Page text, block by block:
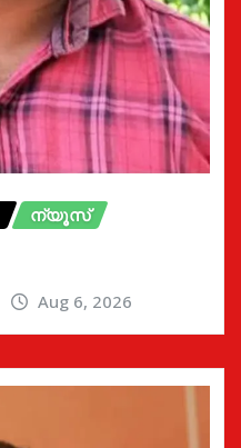
ന്യൂസ്
Aug 6, 2026